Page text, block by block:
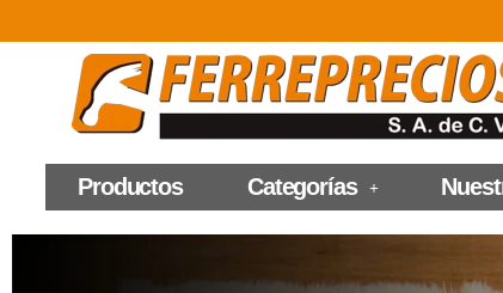
Productos Categorías